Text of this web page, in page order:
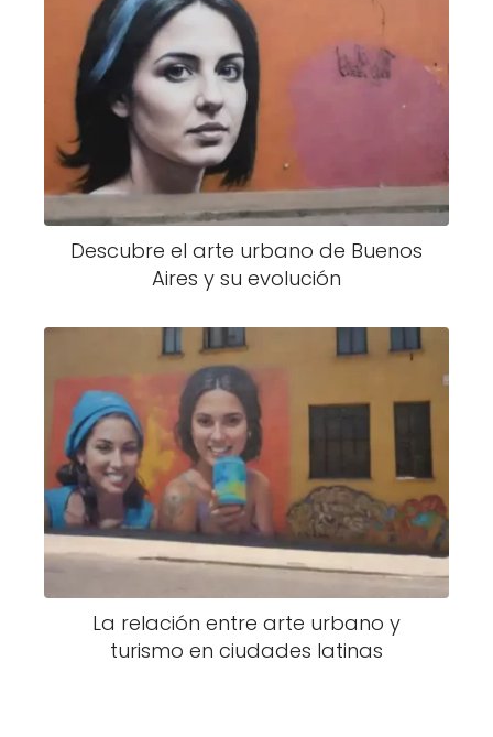
Descubre el arte urbano de Buenos
Aires y su evolución
La relación entre arte urbano y
turismo en ciudades latinas